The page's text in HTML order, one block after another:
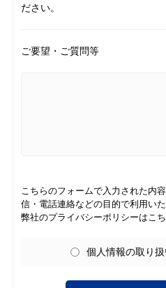
ださい。
ご要望・ご質問等
こちらのフォームで入力された内
信・電話連絡などの目的で利用いた
弊社のプライバシーポリシーはこ
個人情報の取り扱